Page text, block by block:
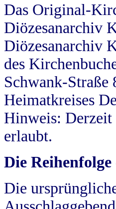
Das Original-
Diözesanarchiv
Diözesanarchiv
des
Schwank-
Heimatkreises
Hinweis: Derzeit
erlaubt.
Die
Die